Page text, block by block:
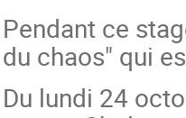
Pendant ce
du chaos" qui
Du lundi 24